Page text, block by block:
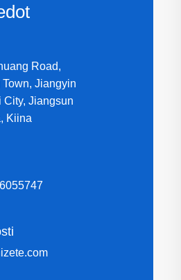
Road,
Jiangyin
City, Jiangsun
Kiina